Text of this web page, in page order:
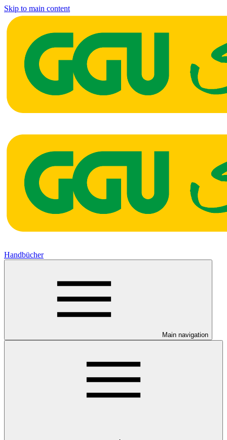
Skip to main content
Handbücher
Main navigation